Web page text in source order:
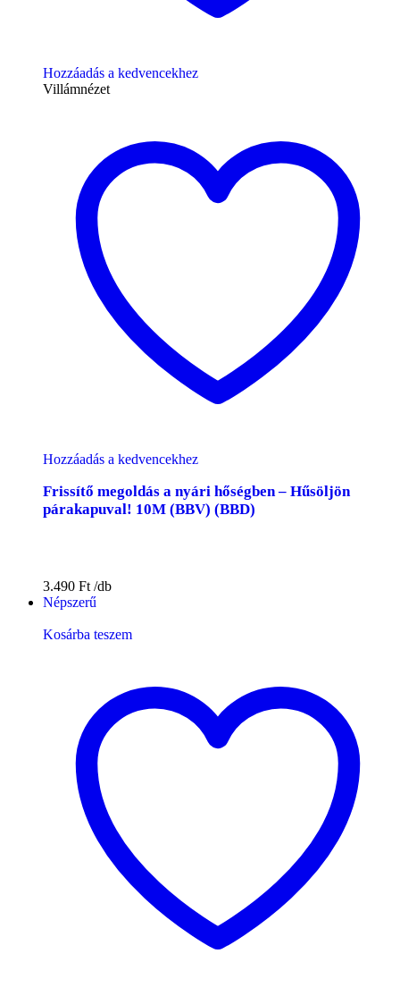
Hozzáadás a kedvencekhez
Villámnézet
Hozzáadás a kedvencekhez
Frissítő megoldás a nyári hőségben – Hűsöljön
párakapuval! 10M (BBV) (BBD)
3.490 Ft
Népszerű
Kosárba teszem